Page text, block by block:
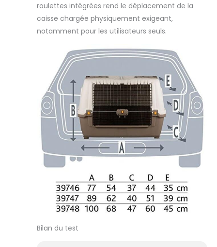
roulettes intégrées rend le déplacement de la
caisse chargée physiquement exigeant,
notamment pour les utilisateurs seuls.
Bilan du test